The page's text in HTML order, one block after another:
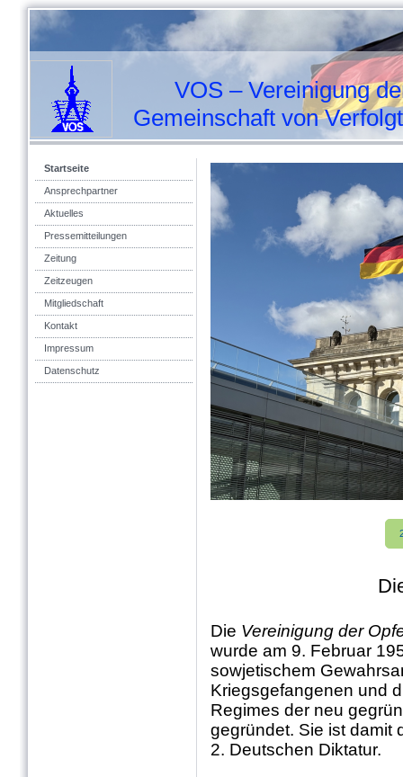
VOS – Vereinigung
Gemeinschaft von Verfolgten
Startseite
Ansprechpartner
Aktuelles
Pressemitteilungen
Zeitung
Zeitzeugen
Mitgliedschaft
Kontakt
Impressum
Datenschutz
Die Vereinigung der
wurde am 9. Februar
sowjetischem
Kriegsgefangenen und
Regimes der neu
gegründet. Sie ist damit
2. Deutschen Diktatur.